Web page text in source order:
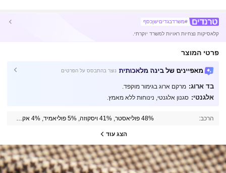
#משרדבגדיםישןכסף
קלאסיקות נצחיות ראויות למשרד יוקרתי.
פרטי המוצר
מאפיינים של בינה מלאכותית נוצר בהתבסס על הפרטים
בד ארוג: מרקם ארוג בגימור מוקפד.
אלגנטי: סגנון אלגנטי, נינוחות ללא מאמץ.
הרכב: 48% פוליאסטר, 41% ויסקוזה, 5% פוליאמיד, 4% אקרילי, 2% צמר
הצג עוד